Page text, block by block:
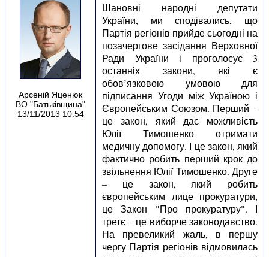
Арсеній Яценюк
ВО "Батьківщина"
13/11/2013 10:54
Шановні народні депутати
України, ми сподівались, що
Партія регіонів прийде сьогодні на
позачергове засідання Верховної
Ради України і проголосує 3
останніх закони, які є
обов’язковою умовою для
підписання Угоди між Україною і
Європейським Союзом. Перший –
це закон, який дає можливість
Юлії Тимошенко отримати
медичну допомогу. І це закон, який
фактично робить перший крок до
звільнення Юлії Тимошенко. Друге
– це закон, який робить
європейським лице прокуратури,
це Закон "Про прокуратуру". І
третє – це виборче законодавство.
На превеликий жаль, в першу
чергу Партія регіонів відмовилась